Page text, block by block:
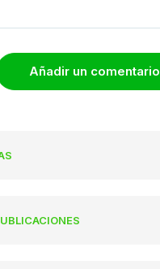
Añadir un comentario